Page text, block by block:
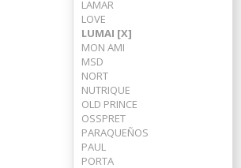
LAMAR
LOVE
LUMAI [X]
MON AMI
MSD
NORT
NUTRIQUE
OLD PRINCE
OSSPRET
PARAQUEÑOS
PAUL
PORTA